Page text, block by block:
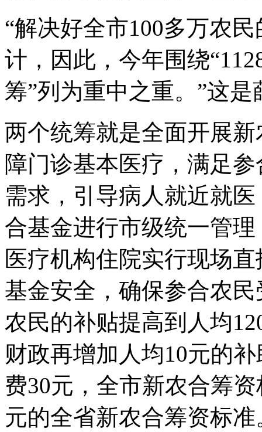
“解决好全市100多万农
计，因此，今年围绕
筹”列为重中之重。”这
两个统筹就是全面开展
障门诊基本医疗，满足
需求，引导病人就近就
合基金进行市级统一管
医疗机构住院实行现场
基金安全，确保参合农
农民的补贴提高到人均
财政再增加人均10元的
费30元，全市新农合筹
元的全省新农合筹资标